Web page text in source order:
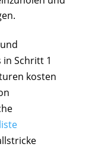
Schritt 1
kosten